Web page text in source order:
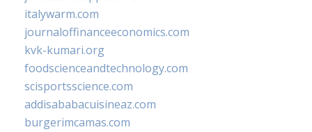
italywarm.com
journaloffinanceeconomics.com
kvk-kumari.org
foodscienceandtechnology.com
scisportsscience.com
addisababacuisineaz.com
burgerimcamas.com